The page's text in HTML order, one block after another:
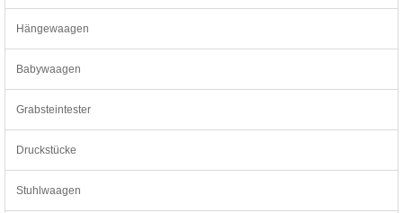
Hängewaagen
Babywaagen
Grabsteintester
Druckstücke
Stuhlwaagen